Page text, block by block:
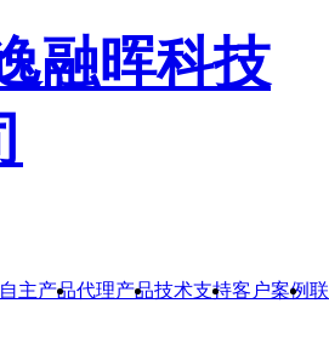
自主产品代理产品技术支持客户案例